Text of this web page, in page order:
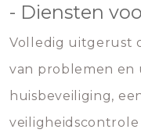
- Diensten
Volledig uitgerust
van problemen en
huisbeveiliging,